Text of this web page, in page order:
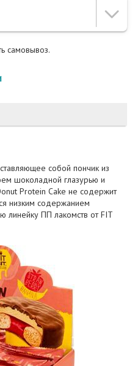
самовывоз.
собой пончик из
шоколадной глазурью и
Protein Cake не содержит
низким содержанием
линейку ПП лакомств от FIT